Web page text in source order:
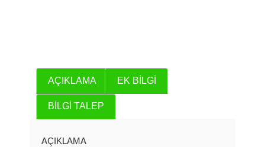
AÇIKLAMA EK BILGI
BILGI TALEP
AÇIKLAMA